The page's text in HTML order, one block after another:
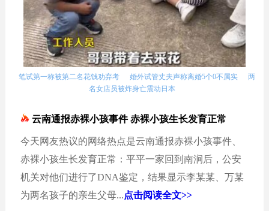
笔试第一称被第二名花钱劝弃考 婚外试管丈夫声称离婚5个0不属实
两
名女店员被炸身亡震动日本
云南通报赤裸小孩事件 赤裸小孩生长发育正常
今天网友热议的网络热点是云南通报赤裸小孩事件、
赤裸小孩生长发育正常：平平一家回到南涧后，公安
机关对他们进行了DNA鉴定，结果显示李某某、万某
为两名孩子的亲生父母...点击阅读全文>>